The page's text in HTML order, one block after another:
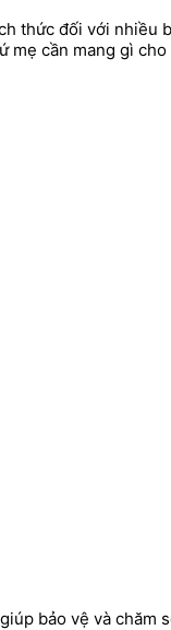
thức đối với nhiều
mẹ cần mang gì
bảo vệ và chăm